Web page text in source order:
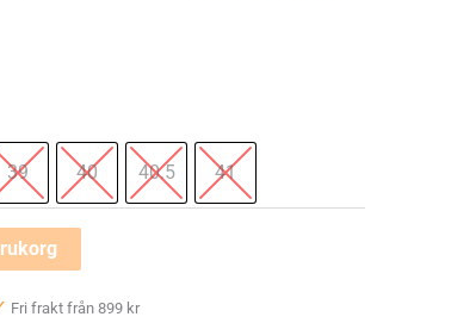
39 40 40.5 41
Fri frakt från 899 kr